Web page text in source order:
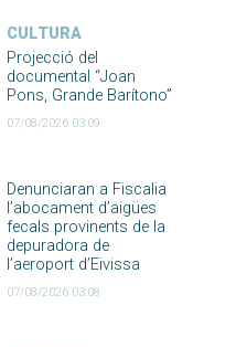
CULTURA
Projecció del
documental “Joan
Pons, Grande Barítono”
07/08/2026 03:09
Denunciaran a Fiscalia
l’abocament d’aigües
fecals provinents de la
depuradora de
l’aeroport d’Eivissa
07/08/2026 03:08